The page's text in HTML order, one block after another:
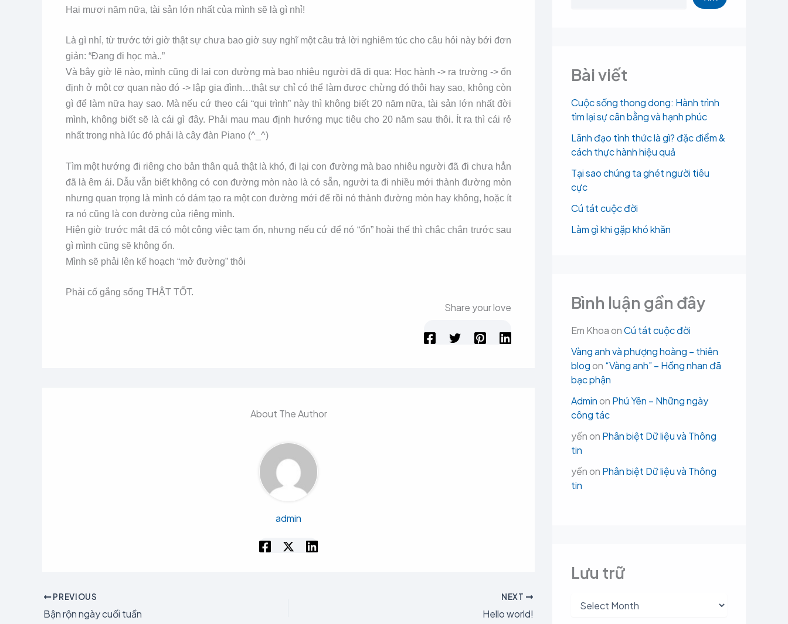
Hai mươi năm nữa, tài sản lớn nhất của mình sẽ là gì nhỉ!
Là gì nhỉ, từ trước tới giờ thật sự chưa bao giờ suy nghĩ một câu trả lời nghiêm túc cho câu hỏi này bởi đơn
giản: “Đang đi học mà..”
Và bây giờ lẽ nào, mình cũng đi lại con đường mà bao nhiêu người đã đi qua: Học hành -> ra trường -> ổn
định ở một cơ quan nào đó -> lập gia đình…thật sự chỉ có thể làm được chừng đó thôi hay sao, không còn
gì để làm nữa hay sao. Mà nếu cứ theo cái “qui trình” này thì không biết 20 năm nữa, tài sản lớn nhất đời
mình, không biết sẽ là cái gì đây. Phải mau mau định hướng mục tiêu cho 20 năm sau thôi. Ít ra thì cái rẻ
nhất trong nhà lúc đó phải là cây đàn Piano (^_^)
Tìm một hướng đi riêng cho bản thân quả thật là khó, đi lại con đường mà bao nhiêu người đã đi chưa hẳn
đã là êm ái. Dẫu vẫn biết không có con đường mòn nào là có sẵn, người ta đi nhiều mới thành đường mòn
nhưng quan trọng là mình có dám tạo ra một con đường mới để rồi nó thành đường mòn hay không, hoặc ít
ra nó cũng là con đường của riêng mình.
Hiện giờ trước mắt đã có một công việc tạm ổn, nhưng nếu cứ để nó “ổn” hoài thế thì chắc chắn trước sau
gì mình cũng sẽ không ổn.
Mình sẽ phải lên kế hoạch “mở đường” thôi
Phải cố gắng sống THẬT TỐT.
Share your love
About The Author
admin
PREVIOUS
Bận rộn ngày cuối tuần
NEXT
Hello world!
Bài viết
Cuộc sống thong dong: Hành trình
tìm lại sự cân bằng và hạnh phúc
Lãnh đạo tỉnh thức là gì? đặc điểm &
cách thực hành hiệu quả
Tại sao chúng ta ghét người tiêu
cực
Cú tát cuộc đời
Làm gì khi gặp khó khăn
Bình luận gần đây
Em KhoaonCú tát cuộc đời
Vàng anh và phượng hoàng – thiên
blogon “Vàng anh” – Hồng nhan đã
bạc phận
Adminon Phú Yên – Những ngày
công tác
yếnon Phân biệt Dữ liệu và Thông
tin
yếnon Phân biệt Dữ liệu và Thông
tin
Lưu trữ